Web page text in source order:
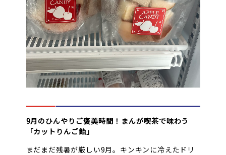
9月のひんやりご褒美時間！まんが喫茶で味わう
「カットりんご飴」
まだまだ残暑が厳しい9月。キンキンに冷えたドリ